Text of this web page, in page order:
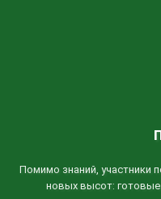
Помимо знаний, участники
новых высот: